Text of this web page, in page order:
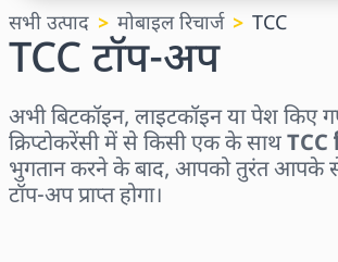
सभी उत्पाद मोबाइल रिचार्ज TCC
TCC टॉप-अप
अभी बिटकॉइन, लाइटकॉइन या पेश किए
क्रिप्टोकरेंसी में से किसी एक के साथTCC
भुगतान करने के बाद, आपको तुरंत आपके
टॉप-अप प्राप्त होगा।